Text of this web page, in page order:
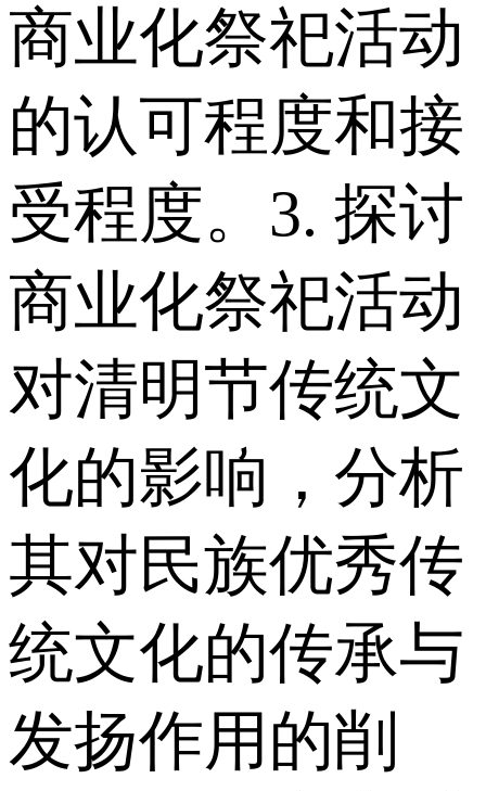
商业化祭祀活动
的认可程度和接
受程度。 3. 探讨
商业化祭祀活动
对清明节传统文
化的影响，分析
其对民族优秀传
统文化的传承与
发扬作用的削